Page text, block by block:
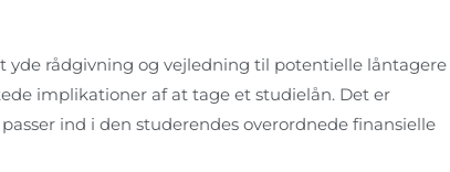
rådgivning og vejledning til potentielle låntagere
implikationer af at tage et studielån. Det er
ind i den studerendes overordnede finansielle